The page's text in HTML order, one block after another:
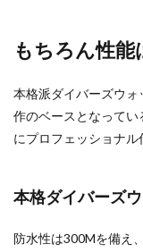
もちろん性
本格派ダイバーズウ
作のベースとなって
にプロフェッショナル
本格ダイバーズ
防水性は300Mを備え